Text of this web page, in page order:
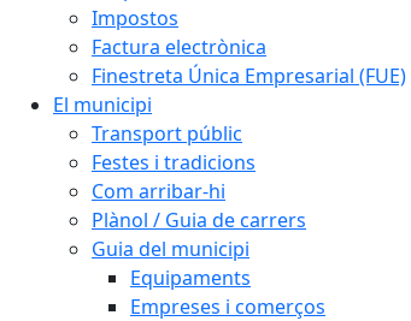
Impostos
Factura electrònica
Finestreta Única Empresarial (FUE)
El municipi
Transport públic
Festes i tradicions
Com arribar-hi
Plànol / Guia de carrers
Guia del municipi
Equipaments
Empreses i comerços